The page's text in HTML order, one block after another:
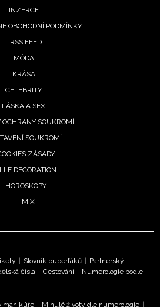
ODESLAT
souhlasíte sObchodními
BurdaMedia Extra s.r.o.a
seznámili se
BurdaMedia Extra s.r.o. bude s
INZERCE
OBCHODNÍ PODMÍNKY
RSS FEED
MÓDA
KRÁSA
CELEBRITY
LÁSKA A SEX
OCHRANY SOUKROMÍ
SOUKROMÍ
ZÁSADY
DECORATION
HOROSKOPY
MIX
Slovník puberťáků
Partnerský
čísla Cestování
Numerologie podle
manikúře Minulé životy dle numerologie